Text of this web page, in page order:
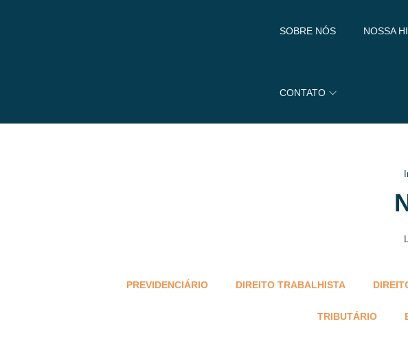
SOBRE NÓS NOSSA
CONTATO
PREVIDENCIÁRIO DIREITO TRABALHISTA
TRIBUTÁRIO